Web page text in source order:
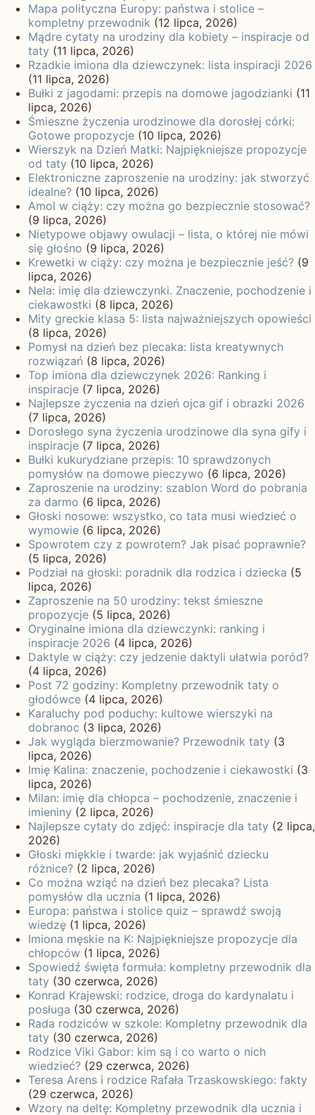
Mapa polityczna Europy: państwa i stolice –
kompletny przewodnik (12 lipca, 2026)
Mądre cytaty na urodziny dla kobiety – inspiracje od
taty (11 lipca, 2026)
Rzadkie imiona dla dziewczynek: lista inspiracji 2026
(11 lipca, 2026)
Bułki z jagodami: przepis na domowe jagodzianki (11
lipca, 2026)
Śmieszne życzenia urodzinowe dla dorosłej córki:
Gotowe propozycje (10 lipca, 2026)
Wierszyk na Dzień Matki: Najpiękniejsze propozycje
od taty (10 lipca, 2026)
Elektroniczne zaproszenie na urodziny: jak stworzyć
idealne? (10 lipca, 2026)
Amol w ciąży: czy można go bezpiecznie stosować?
(9 lipca, 2026)
Nietypowe objawy owulacji – lista, o której nie mówi
się głośno (9 lipca, 2026)
Krewetki w ciąży: czy można je bezpiecznie jeść? (9
lipca, 2026)
Nela: imię dla dziewczynki. Znaczenie, pochodzenie i
ciekawostki (8 lipca, 2026)
Mity greckie klasa 5: lista najważniejszych opowieści
(8 lipca, 2026)
Pomysł na dzień bez plecaka: lista kreatywnych
rozwiązań (8 lipca, 2026)
Top imiona dla dziewczynek 2026: Ranking i
inspiracje (7 lipca, 2026)
Najlepsze życzenia na dzień ojca gif i obrazki 2026
(7 lipca, 2026)
Dorosłego syna życzenia urodzinowe dla syna gify i
inspiracje (7 lipca, 2026)
Bułki kukurydziane przepis: 10 sprawdzonych
pomysłów na domowe pieczywo (6 lipca, 2026)
Zaproszenie na urodziny: szablon Word do pobrania
za darmo (6 lipca, 2026)
Głoski nosowe: wszystko, co tata musi wiedzieć o
wymowie (6 lipca, 2026)
Spowrotem czy z powrotem? Jak pisać poprawnie?
(5 lipca, 2026)
Podział na głoski: poradnik dla rodzica i dziecka (5
lipca, 2026)
Zaproszenie na 50 urodziny: tekst śmieszne
propozycje (5 lipca, 2026)
Oryginalne imiona dla dziewczynki: ranking i
inspiracje 2026 (4 lipca, 2026)
Daktyle w ciąży: czy jedzenie daktyli ułatwia poród?
(4 lipca, 2026)
Post 72 godziny: Kompletny przewodnik taty o
głodówce (4 lipca, 2026)
Karaluchy pod poduchy: kultowe wierszyki na
dobranoc (3 lipca, 2026)
Jak wygląda bierzmowanie? Przewodnik taty (3
lipca, 2026)
Imię Kalina: znaczenie, pochodzenie i ciekawostki (3
lipca, 2026)
Milan: imię dla chłopca – pochodzenie, znaczenie i
imieniny (2 lipca, 2026)
Najlepsze cytaty do zdjęć: inspiracje dla taty (2 lipca,
2026)
Głoski miękkie i twarde: jak wyjaśnić dziecku
różnice? (2 lipca, 2026)
Co można wziąć na dzień bez plecaka? Lista
pomysłów dla ucznia (1 lipca, 2026)
Europa: państwa i stolice quiz – sprawdź swoją
wiedzę (1 lipca, 2026)
Imiona męskie na K: Najpiękniejsze propozycje dla
chłopców (1 lipca, 2026)
Spowiedź święta formuła: kompletny przewodnik dla
taty (30 czerwca, 2026)
Konrad Krajewski: rodzice, droga do kardynalatu i
posługa (30 czerwca, 2026)
Rada rodziców w szkole: Kompletny przewodnik dla
taty (30 czerwca, 2026)
Rodzice Viki Gabor: kim są i co warto o nich
wiedzieć? (29 czerwca, 2026)
Teresa Arens i rodzice Rafała Trzaskowskiego: fakty
(29 czerwca, 2026)
Wzory na deltę: Kompletny przewodnik dla ucznia i